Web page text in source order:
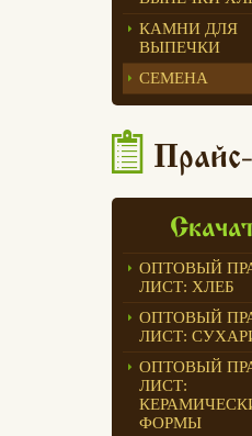
КАМНИ ДЛЯ
ВЫПЕЧКИ
СЕМЕНА
ОПТОВЫЙ
ЛИСТ: ХЛЕБ
ОПТОВЫЙ
ЛИСТ:
ОПТОВЫЙ
ЛИСТ:
ФОРМЫ